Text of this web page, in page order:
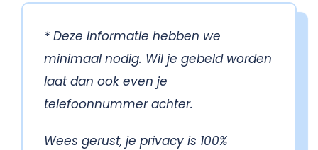
* Deze informatie hebben we
minimaal nodig. Wil je gebeld worden
laat dan ook even je
telefoonnummer achter.
Wees gerust, je privacy is 100%